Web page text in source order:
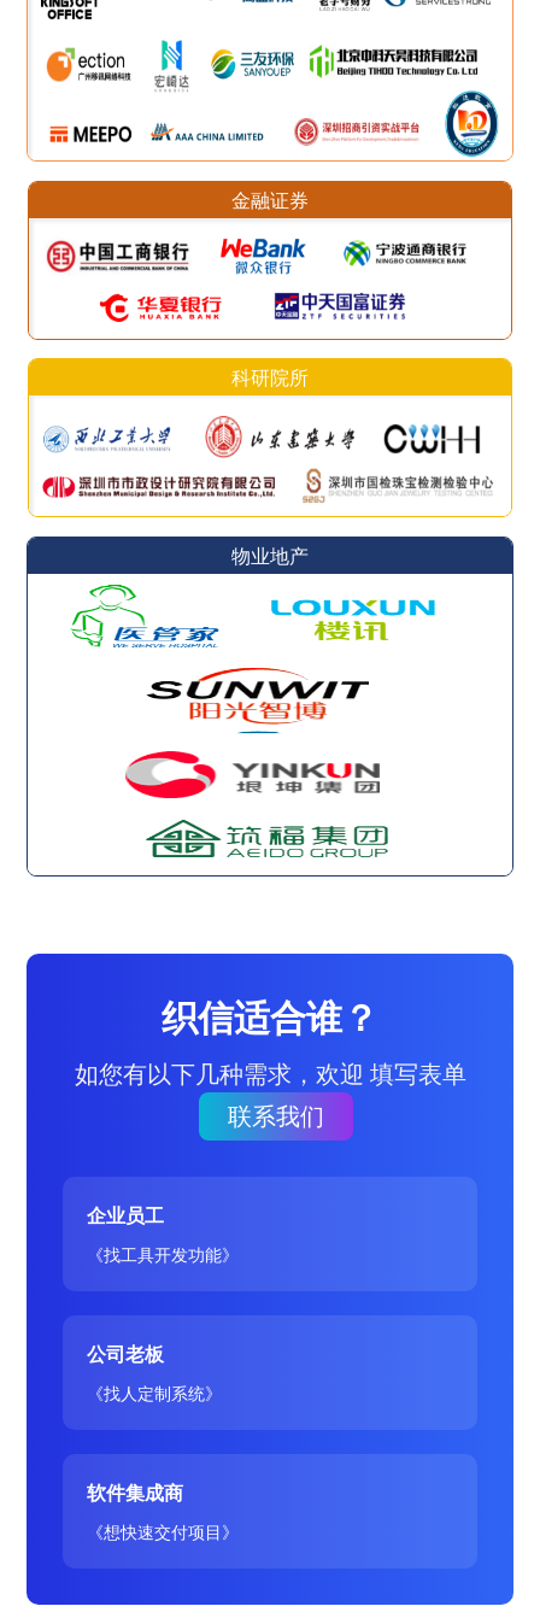
金融证券
科研院所
物业地产
织信适合谁？
如您有以下几种需求，欢迎 填写表单
联系我们
企业员工
《找工具开发功能》
公司老板
《找人定制系统》
软件集成商
《想快速交付项目》